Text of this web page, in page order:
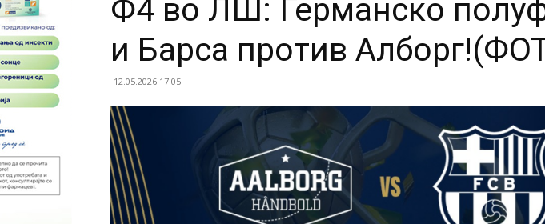
Ф4 во ЛШ: Германско
и Барса против
12.05.2026 17:05